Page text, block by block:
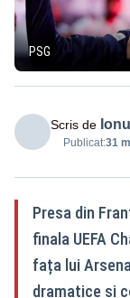
PSG
Scris de
Publicat:31
Presa din
finala UEFA
fața lui
dramatice și